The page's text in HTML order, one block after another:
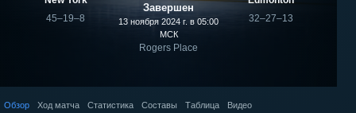
матча45–19–8
Завершен
13 ноября 2024 г. в 05:00
МСК
Rogers Place
32–27–13
Обзор Ход матча Статистика Составы Таблица Видео